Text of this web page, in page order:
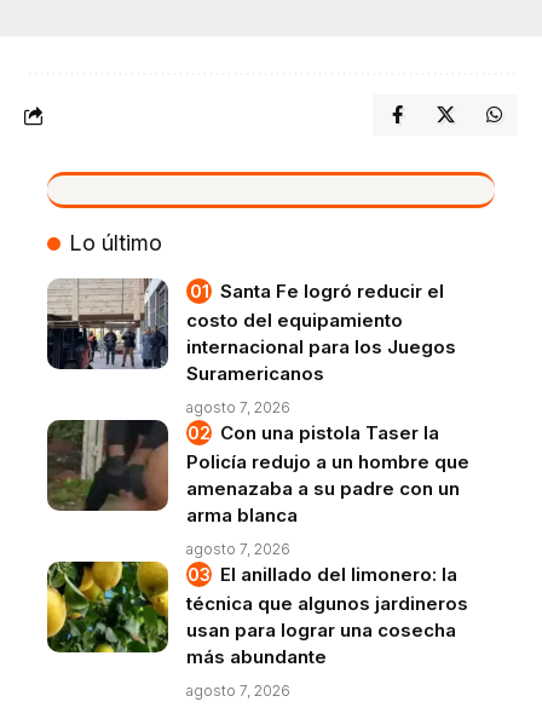
VIVO
Lo último
Santa Fe logró reducir el
costo del equipamiento
internacional para los Juegos
Suramericanos
agosto 7, 2026
Con una pistola Taser la
Policía redujo a un hombre que
amenazaba a su padre con un
arma blanca
agosto 7, 2026
El anillado del limonero: la
técnica que algunos jardineros
usan para lograr una cosecha
más abundante
agosto 7, 2026